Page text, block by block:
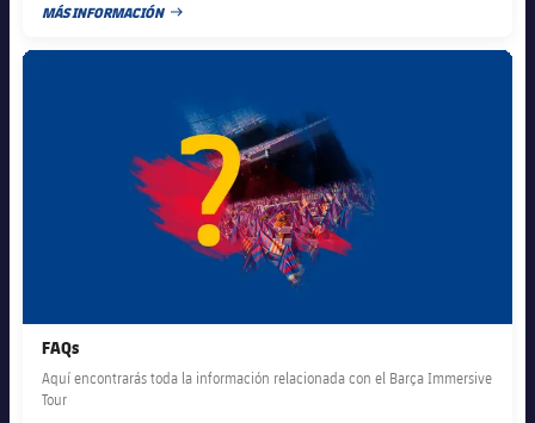
MÁS INFORMACIÓN
FECHA DE PUBLICACIÓN
FC Barcelona club badge
FAQs
Aquí encontrarás toda la información relacionada con el Barça Immersive
Tour